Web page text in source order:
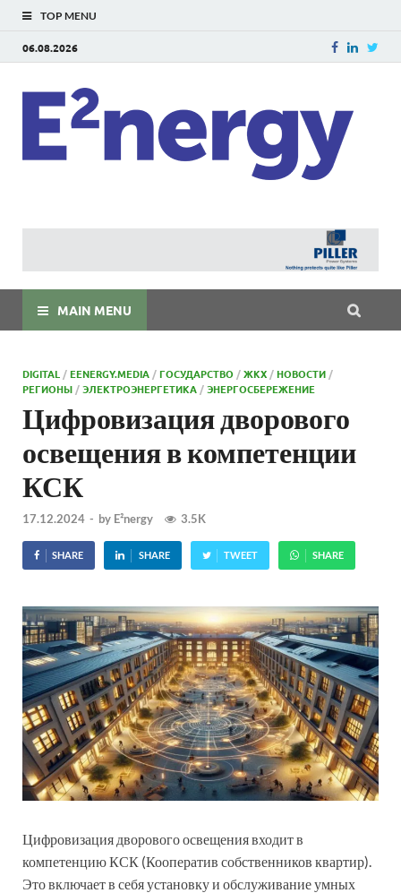
TOP MENU
06.08.2026
MAIN MENU
DIGITAL /EENERGY.MEDIA /ГОСУДАРСТВО /ЖКХ /НОВОСТИ /
РЕГИОНЫ /ЭЛЕКТРОЭНЕРГЕТИКА /ЭНЕРГОСБЕРЕЖЕНИЕ
Цифровизация дворового
освещения в компетенции
КСК
17.12.2024 - by E²nergy 3.5K
SHARE SHARE TWEET SHARE
Цифровизация дворового освещения входит в
компетенцию КСК (Кооператив собственников квартир).
Это включает в себя установку и обслуживание умных